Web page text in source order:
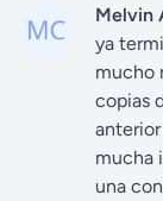
Melvin
ya
mucho
copias
mucha
una